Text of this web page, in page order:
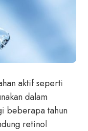
aktif seperti
dalam
beberapa tahun
retinol